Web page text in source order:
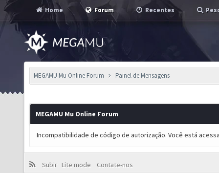
Home Forum Recentes
MEGAMU Mu Online Forum Painel de Mensagens
MEGAMU Mu Online Forum
Incompatibilidade de código de autorização. Você está
Subir Lite mode
Contate-nos